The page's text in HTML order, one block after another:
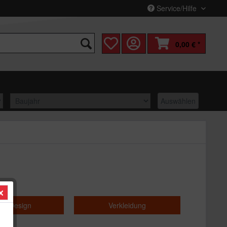
Service/Hilfe
0,00 € *
Auswählen
Design Verkleidung